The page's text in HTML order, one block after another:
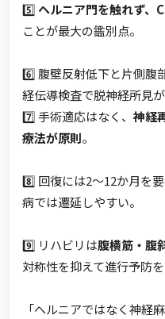
5️⃣ヘルニア門を触れず、
ことが最大の鑑別点。
6️⃣ 腹壁反射低下と片側腹
経伝導検査で脱神経所見
7️⃣ 手術適応はなく、 神経
療法が原則。
8️⃣ 回復には2〜12か月を
病では遷延しやすい。
9️⃣ リハビリは腹横筋・腹
対称性を抑えて進行予防を
「ヘルニアではなく神経